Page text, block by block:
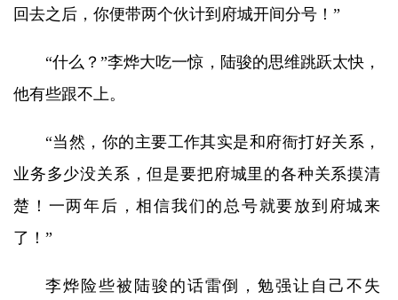
回去之后，你便带两个伙计到府城开间分号！”
“什么？”李烨大吃一惊，陆骏的思维跳跃太快，
他有些跟不上。
“当然，你的主要工作其实是和府衙打好关系，
业务多少没关系，但是要把府城里的各种关系摸清
楚！一两年后，相信我们的总号就要放到府城来
了！”
李烨险些被陆骏的话雷倒，勉强让自己不失